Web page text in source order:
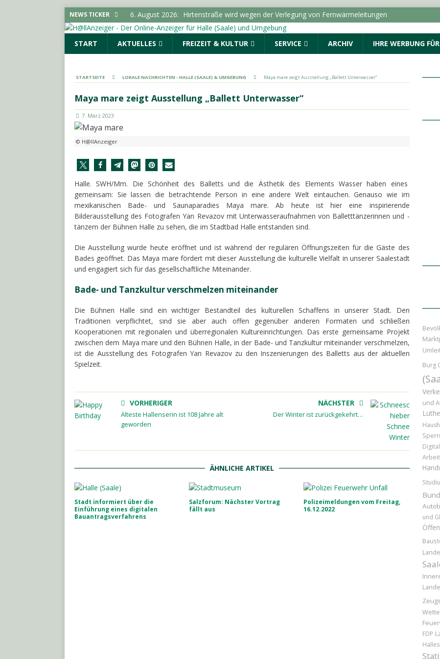
NEWS TICKER 6. August 2026: Hirtenstraße wird wegen der Verlegung von Fernwärmeleitungen
gesperrt
LOKALE NACHRICHTEN - HALLE (SAALE) & UMGEBUNG
6. August 2026:
Polizeimeldungen vom Donnerstag, 06.08.2026
Kampagne „Menschen. Nicht Herkunft.“ startet in Sachsen-Anhalt
6. August 2026: Elektrolyte: Drei Fragen an die AOK Sachsen-Anhalt
START AKTUELLES FREIZEIT & KULTUR SERVICE ARCHIV IHRE WERBUNG
STARTSEITE LOKALE NACHRICHTEN - HALLE (SAALE) & UMGEBUNG Maya mare zeigt Ausstellung „Ballett Unterwasser“
Maya mare zeigt Ausstellung „Ballett Unterwasser“
7. März 2023
© H@llAnzeiger
Halle. SWH/Mm. Die Schönheit des Balletts und die Ästhetik des Elements Wasser haben eines
gemeinsam: Sie lassen die betrachtende Person in eine andere Welt eintauchen. Genauso wie im
mexikanischen Bade- und Saunaparadies Maya mare. Ab heute ist hier eine inspirierende
Bilderausstellung des Fotografen Yan Revazov mit Unterwasseraufnahmen von Balletttänzerinnen und -
tänzern der Bühnen Halle zu sehen, die im Stadtbad Halle entstanden sind.
Die Ausstellung wurde heute eröffnet und ist während der regulären Öffnungszeiten für die Gäste des
Bades geöffnet. Das Maya mare fördert mit dieser Ausstellung die kulturelle Vielfalt in unserer Saalestadt
und engagiert sich für das gesellschaftliche Miteinander.
Bade- und Tanzkultur verschmelzen miteinander
Die Bühnen Halle sind ein wichtiger Bestandteil des kulturellen Schaffens in unserer Stadt. Den
Traditionen verpflichtet, sind sie aber auch offen gegenüber anderen Formaten und schließen
Kooperationen mit regionalen und überregionalen Kultureinrichtungen. Das erste gemeinsame Projekt
zwischen dem Maya mare und den Bühnen Halle, in der Bade- und Tanzkultur miteinander verschmelzen,
ist die Ausstellung des Fotografen Yan Revazov zu den Inszenierungen des Balletts aus der aktuellen
Spielzeit.
VORHERIGER
Älteste Hallenserin ist 108 Jahre alt
geworden
NÄCHSTER
Der Winter ist zurückgekehrt…
ÄHNLICHE ARTIKEL
Stadt informiert über die
Einführung eines digitalen
Bauantragsverfahrens
Salzforum: Nächster Vortrag
fällt aus
Polizeimeldungen vom Freitag,
16.12.2022
Burg
und
und
FDP